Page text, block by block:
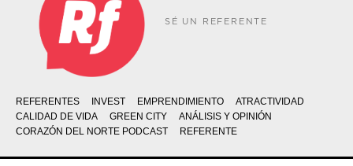
SÉ UN REFERENTE
REFERENTES INVEST EMPRENDIMIENTO
ATRACTIVIDAD
CALIDAD DE VIDA
GREEN CITY
ANÁLISIS Y OPINIÓN
CORAZÓN DEL NORTE PODCAST
REFERENTE